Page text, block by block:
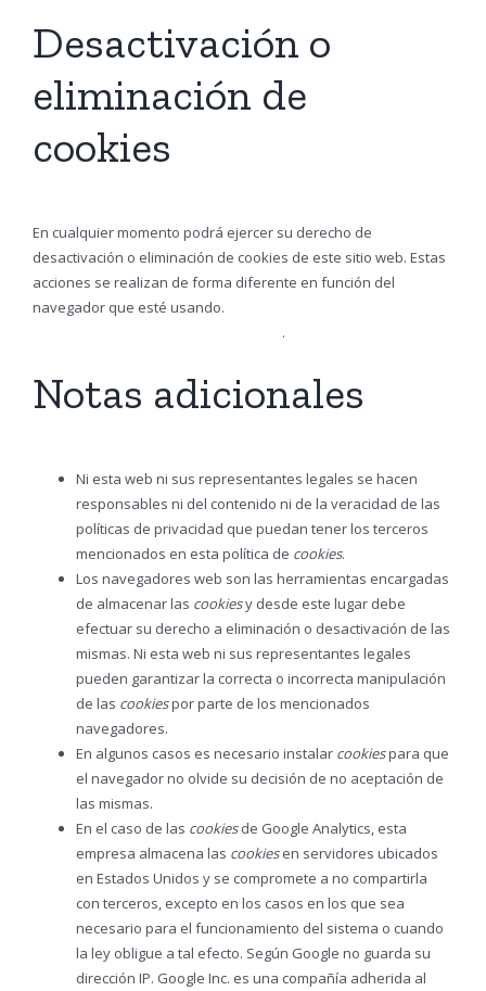
Desactivación o
eliminación de
cookies
En cualquier momento podrá ejercer su derecho de
desactivación o eliminación de cookies de este sitio web. Estas
acciones se realizan de forma diferente en función del
navegador que esté usando.
.
Notas adicionales
Ni esta web ni sus representantes legales se hacen
responsables ni del contenido ni de la veracidad de las
políticas de privacidad que puedan tener los terceros
mencionados en esta política de cookies.
Los navegadores web son las herramientas encargadas
de almacenar las cookiesy desde este lugar debe
efectuar su derecho a eliminación o desactivación de las
mismas. Ni esta web ni sus representantes legales
pueden garantizar la correcta o incorrecta manipulación
de las cookiespor parte de los mencionados
navegadores.
En algunos casos es necesario instalar cookiespara que
el navegador no olvide su decisión de no aceptación de
las mismas.
En el caso de las cookiesde Google Analytics, esta
empresa almacena las cookiesen servidores ubicados
en Estados Unidos y se compromete a no compartirla
con terceros, excepto en los casos en los que sea
necesario para el funcionamiento del sistema o cuando
la ley obligue a tal efecto. Según Google no guarda su
dirección IP. Google Inc. es una compañía adherida al